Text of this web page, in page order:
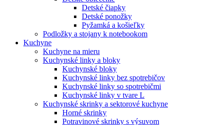
Detské čiapky
Detské ponožky
Pyžamká a košieľky
Podložky a stojany k notebookom
Kuchyne
Kuchyne na mieru
Kuchynské linky a bloky
Kuchynské bloky
Kuchynské linky bez spotrebičov
Kuchynské linky so spotrebičmi
Kuchynské linky v tvare L
Kuchynské skrinky a sektorové kuchyne
Horné skrinky
Potravinové skrinky s výsuvom